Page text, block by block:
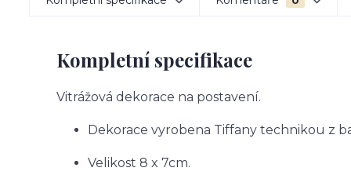
Kompletní specifikace
Vitrážová dekorace na postavení.
Dekorace vyrobena Tiffany technikou z
Velikost 8 x 7cm.